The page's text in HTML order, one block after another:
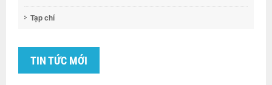
Tạp chí
TIN TỨC MỚI